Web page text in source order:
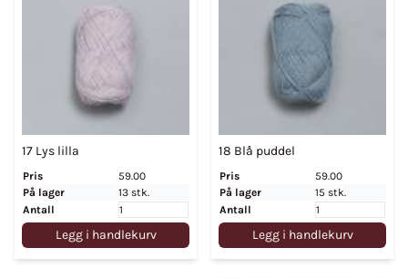
17 Lys lilla
Pris
59.00
På lager
13 stk.
Antall
Legg i handlekurv
18 Blå puddel
Pris
59.00
På lager
15 stk.
Antall
Legg i handlekurv